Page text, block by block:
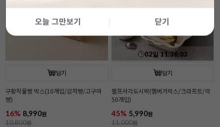
오늘 그만보기 닫기
담기
구황작물빵 박스(10개입/감자빵/고구마
빵)
16% 8,990원
10,800원
02일 11:36:01
담기
펄프사각도시락(햄버거박스/크라프트/약
50개입)
45% 5,990원
11,000원